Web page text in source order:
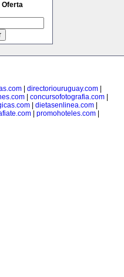
Oferta
directoriouruguay.com
concursofotografia.com
dietasenlinea.com
promohoteles.com